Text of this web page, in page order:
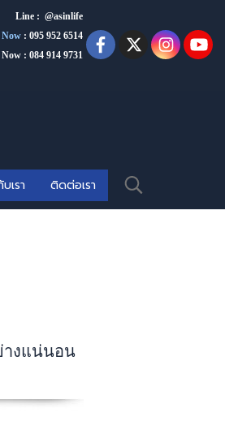
Line : @asinlife
: 095 952 6514
: 084 914 9731
เรา ติดต่อเรา
างแน่นอน